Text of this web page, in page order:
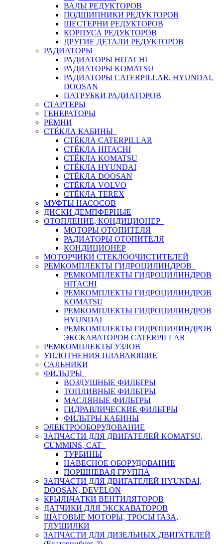
ВАЛЫ РЕДУКТОРОВ
ПОДШИПНИКИ РЕДУКТОРОВ
ШЕСТЕРНИ РЕДУКТОРОВ
КОРПУСА РЕДУКТОРОВ
ДРУГИЕ ДЕТАЛИ РЕДУКТОРОВ
РАДИАТОРЫ
РАДИАТОРЫ HITACHI
РАДИАТОРЫ KOMATSU
РАДИАТОРЫ CATERPILLAR, HYUNDAI,
DOOSAN
ПАТРУБКИ РАДИАТОРОВ
СТАРТЕРЫ
ГЕНЕРАТОРЫ
РЕМНИ
СТЁКЛА КАБИНЫ
СТЁКЛА CATERPILLAR
СТЁКЛА HITACHI
СТЁКЛА KOMATSU
СТЁКЛА HYUNDAI
СТЁКЛА DOOSAN
СТЁКЛА VOLVO
СТЁКЛА TEREX
МУФТЫ НАСОСОВ
ДИСКИ ДЕМПФЕРНЫЕ
ОТОПЛЕНИЕ, КОНДИЦИОНЕР
МОТОРЫ ОТОПИТЕЛЯ
РАДИАТОРЫ ОТОПИТЕЛЯ
КОНДИЦИОНЕР
МОТОРЧИКИ СТЕКЛООЧИСТИТЕЛЕЙ
РЕМКОМПЛЕКТЫ ГИДРОЦИЛИНДРОВ
РЕМКОМПЛЕКТЫ ГИДРОЦИЛИНДРОВ
HITACHI
РЕМКОМПЛЕКТЫ ГИДРОЦИЛИНДРОВ
KOMATSU
РЕМКОМПЛЕКТЫ ГИДРОЦИЛИНДРОВ
HYUNDAI
РЕМКОМПЛЕКТЫ ГИДРОЦИЛИНДРОВ
ЭКСКАВАТОРОВ CATERPILLAR
РЕМКОМПЛЕКТЫ УЗЛОВ
УПЛОТНЕНИЯ ПЛАВАЮЩИЕ
САЛЬНИКИ
ФИЛЬТРЫ
ВОЗДУШНЫЕ ФИЛЬТРЫ
ТОПЛИВНЫЕ ФИЛЬТРЫ
МАСЛЯНЫЕ ФИЛЬТРЫ
ГИДРАВЛИЧЕСКИЕ ФИЛЬТРЫ
ФИЛЬТРЫ КАБИНЫ
ЭЛЕКТРООБОРУДОВАНИЕ
ЗАПЧАСТИ ДЛЯ ДВИГАТЕЛЕЙ KOMATSU,
CUMMINS, CAT
ТУРБИНЫ
НАВЕСНОЕ ОБОРУДОВАНИЕ
ПОРШНЕВАЯ ГРУППА
ЗАПЧАСТИ ДЛЯ ДВИГАТЕЛЕЙ HYUNDAI,
DOOSAN, DEVELON
КРЫЛЬЧАТКИ ВЕНТИЛЯТОРОВ
ДАТЧИКИ ДЛЯ ЭКСКАВАТОРОВ
ШАГОВЫЕ МОТОРЫ, ТРОСЫ ГАЗА,
ГЛУШИЛКИ
ЗАПЧАСТИ ДЛЯ ДИЗЕЛЬНЫХ ДВИГАТЕЛЕЙ